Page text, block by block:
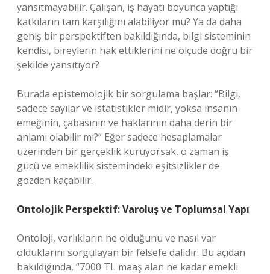
yansıtmayabilir. Çalışan, iş hayatı boyunca yaptığı
katkıların tam karşılığını alabiliyor mu? Ya da daha
geniş bir perspektiften bakıldığında, bilgi sisteminin
kendisi, bireylerin hak ettiklerini ne ölçüde doğru bir
şekilde yansıtıyor?
Burada epistemolojik bir sorgulama başlar: “Bilgi,
sadece sayılar ve istatistikler midir, yoksa insanın
emeğinin, çabasının ve haklarının daha derin bir
anlamı olabilir mi?” Eğer sadece hesaplamalar
üzerinden bir gerçeklik kuruyorsak, o zaman iş
gücü ve emeklilik sistemindeki eşitsizlikler de
gözden kaçabilir.
Ontolojik Perspektif: Varoluş ve Toplumsal Yapı
Ontoloji, varlıkların ne olduğunu ve nasıl var
olduklarını sorgulayan bir felsefe dalıdır. Bu açıdan
bakıldığında, “7000 TL maaş alan ne kadar emekli